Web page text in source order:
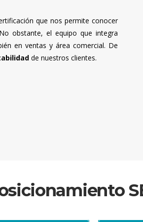
que nos permite conocer
obstante, el equipo que integra
en ventas y área comercial. De
de nuestros clientes.